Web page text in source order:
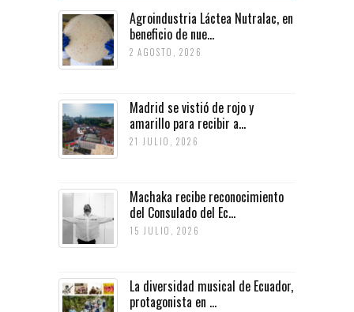
Agroindustria Láctea Nutralac, en
beneficio de nue...
2 AGOSTO, 2026
Madrid se vistió de rojo y
amarillo para recibir a...
21 JULIO, 2026
Machaka recibe reconocimiento
del Consulado del Ec...
15 JULIO, 2026
La diversidad musical de Ecuador,
protagonista en ...